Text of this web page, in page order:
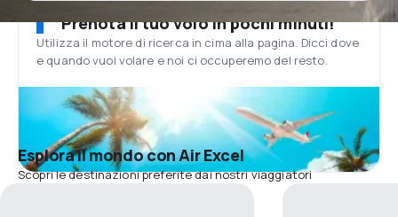
Prenota il tuo volo in pochi minuti!
Utilizza il motore di ricerca in cima alla pagina. Dicci dove
e quando vuoi volare e noi ci occuperemo del resto.
Esplora il mondo con Air Excel
Scopri le destinazioni preferite dai nostri viaggiatori